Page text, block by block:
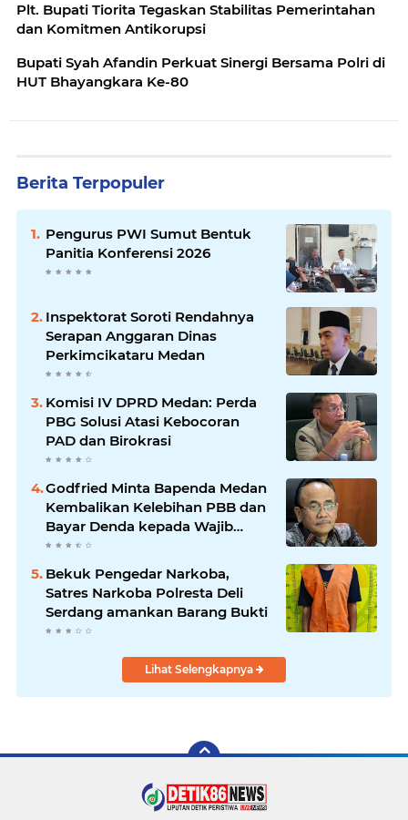
Plt. Bupati Tiorita Tegaskan Stabilitas Pemerintahan
dan Komitmen Antikorupsi
Bupati Syah Afandin Perkuat Sinergi Bersama Polri di
HUT Bhayangkara Ke-80
Berita Terpopuler
Pengurus PWI Sumut Bentuk
Panitia Konferensi 2026
Inspektorat Soroti Rendahnya
Serapan Anggaran Dinas
Perkimcikataru Medan
Komisi IV DPRD Medan: Perda
PBG Solusi Atasi Kebocoran
PAD dan Birokrasi
Godfried Minta Bapenda Medan
Kembalikan Kelebihan PBB dan
Bayar Denda kepada Wajib
Pajak
Bekuk Pengedar Narkoba,
Satres Narkoba Polresta Deli
Serdang amankan Barang Bukti
Lihat Selengkapnya